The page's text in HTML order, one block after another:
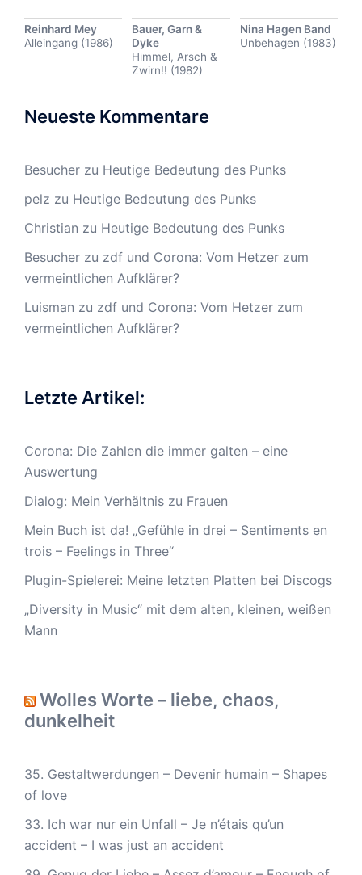
Reinhard Mey
Alleingang (1986)
Bauer, Garn &
Dyke
Himmel, Arsch &
Zwirn!! (1982)
Nina Hagen Band
Unbehagen (1983)
Neueste Kommentare
Besucher zu Heutige Bedeutung des Punks
pelz zu Heutige Bedeutung des Punks
Christian zu Heutige Bedeutung des Punks
Besucher zu zdf und Corona: Vom Hetzer zum
vermeintlichen Aufklärer?
Luisman zu zdf und Corona: Vom Hetzer zum
vermeintlichen Aufklärer?
Letzte Artikel:
Corona: Die Zahlen die immer galten – eine
Auswertung
Dialog: Mein Verhältnis zu Frauen
Mein Buch ist da! „Gefühle in drei – Sentiments en
trois – Feelings in Three“
Plugin-Spielerei: Meine letzten Platten bei Discogs
„Diversity in Music“ mit dem alten, kleinen, weißen
Mann
Wolles Worte – liebe, chaos,
dunkelheit
35. Gestaltwerdungen – Devenir humain – Shapes
of love
33. Ich war nur ein Unfall – Je n’étais qu’un
accident – I was just an accident